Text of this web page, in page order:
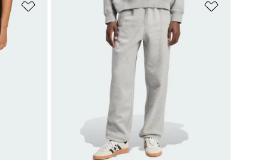
Op verlanglijst zetten